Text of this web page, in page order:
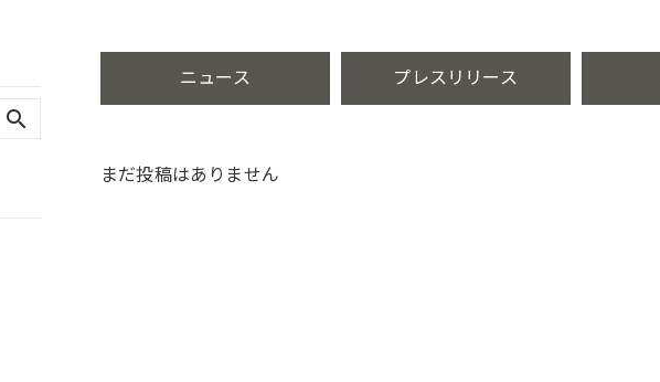
ニュース プレスリリース
まだ投稿はありません
search